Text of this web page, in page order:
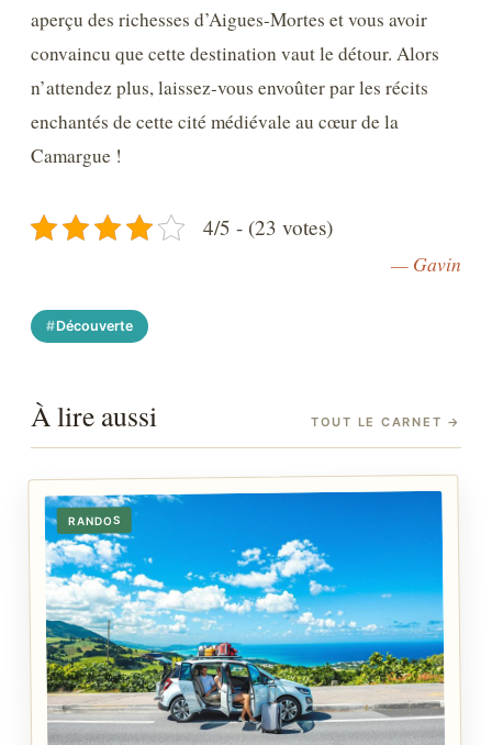
aperçu des richesses d’Aigues-Mortes et vous avoir
convaincu que cette destination vaut le détour. Alors
n’attendez plus, laissez-vous envoûter par les récits
enchantés de cette cité médiévale au cœur de la
Camargue !
4/5 - (23 votes)
— Gavin
Découverte
À lire aussi TOUT LE CARNET →
RANDOS